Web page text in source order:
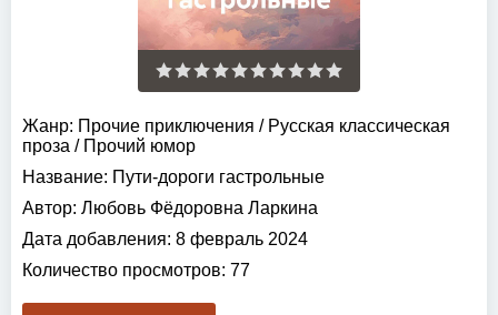
Жанр: Прочие приключения / Русская классическая
проза / Прочий юмор
Название: Пути-дороги гастрольные
Автор: Любовь Фёдоровна Ларкина
Дата добавления: 8 февраль 2024
Количество просмотров: 77